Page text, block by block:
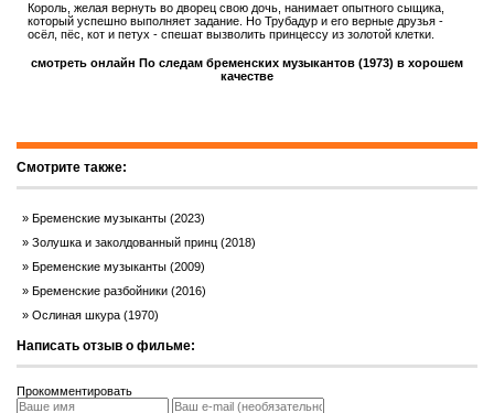
Король, желая вернуть во дворец свою дочь, нанимает опытного сыщика,
который успешно выполняет задание. Но Трубадур и его верные друзья -
осёл, пёс, кот и петух - спешат вызволить принцессу из золотой клетки.
смотреть онлайн По следам бременских музыкантов (1973) в хорошем
качестве
Смотрите также:
Бременские музыканты (2023)
Золушка и заколдованный принц (2018)
Бременские музыканты (2009)
Бременские разбойники (2016)
Ослиная шкура (1970)
Написать отзыв о фильме:
Прокомментировать